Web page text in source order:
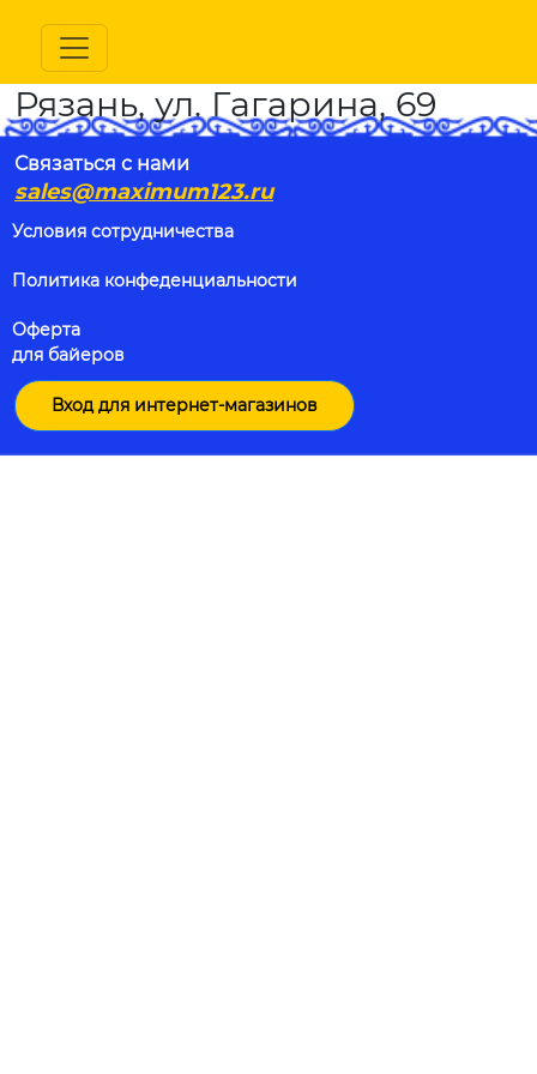
Рязань, ул. Гагарина, 69
Связаться с нами
sales@maximum123.ru
Условия сотрудничества
Политика конфеденциальности
Оферта
для байеров
Вход для интернет-магазинов